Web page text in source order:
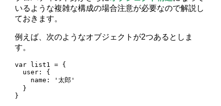
いるような複雑な構成の場合注意が必要なので解説し
ておきます。
例えば、次のようなオブジェクトが2つあるとしま
す。
var list1 = {
  user: {
    name: '太郎'
  }
}